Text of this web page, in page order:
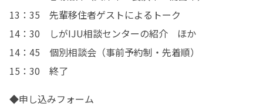
13：35　先輩移住者ゲストによるトーク
14：30　しがIJU相談センターの紹介　ほか
14：45　個別相談会（事前予約制・先着順）
15：30　終了
◆申し込みフォーム